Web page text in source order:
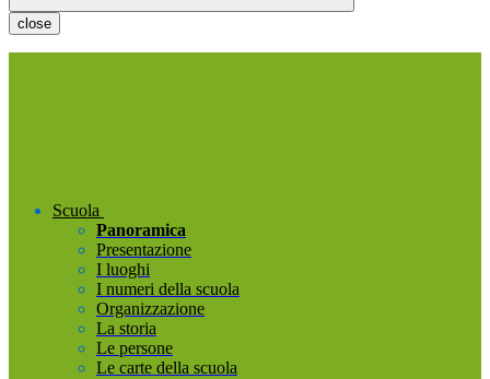
close
Scuola
Panoramica
Presentazione
I luoghi
I numeri della scuola
Organizzazione
La storia
Le persone
Le carte della scuola